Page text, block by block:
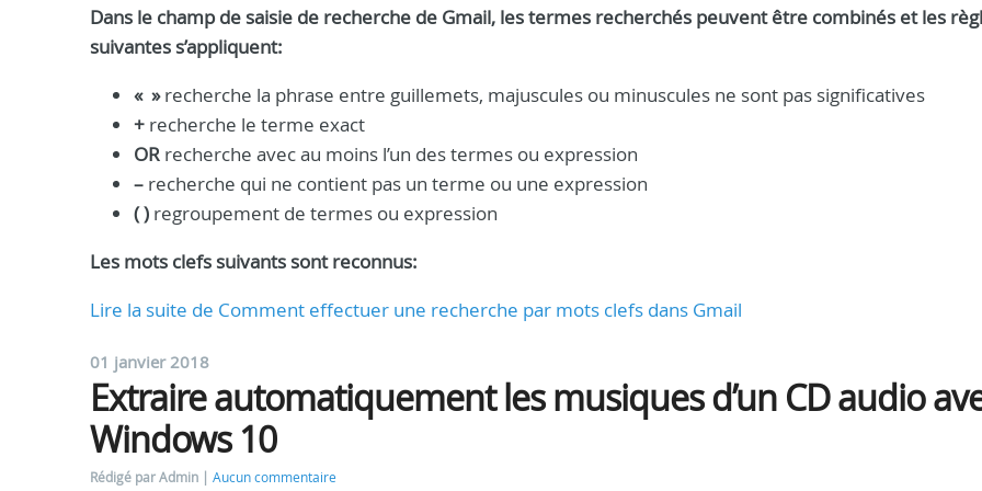
Dans le champ de saisie de recherche de Gmail, les termes recherchés peuvent être combinés et les
suivantes s’appliquent:
« »recherche la phrase entre guillemets, majuscules ou minuscules ne sont pas significatives
+ recherche le terme exact
OR recherche avec au moins l’un des termes ou expression
– recherche qui ne contient pas un terme ou une expression
( ) regroupement de termes ou expression
Les mots clefs suivants sont reconnus:
Lire la suite de Comment effectuer une recherche par mots clefs dans Gmail
01 janvier 2018
Extraire automatiquement les musiques d’un CD audio
Windows 10
Rédigé par Admin Aucun commentaire